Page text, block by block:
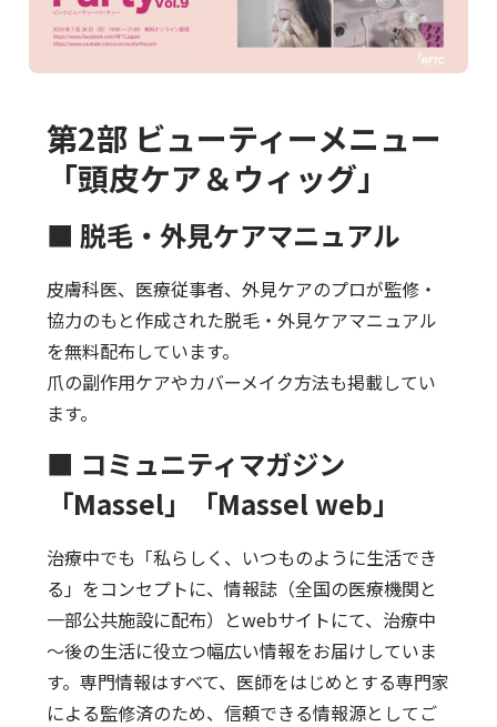
第2部 ビューティーメニュー
「頭皮ケア＆ウィッグ」
■ 脱毛・外見ケアマニュアル
皮膚科医、医療従事者、外見ケアのプロが監修・
協力のもと作成された脱毛・外見ケアマニュアル
を無料配布しています。
爪の副作用ケアやカバーメイク方法も掲載してい
ます。
■ コミュニティマガジン
「Massel」「Massel web」
治療中でも「私らしく、いつものように生活でき
る」をコンセプトに、情報誌（全国の医療機関と
一部公共施設に配布）とwebサイトにて、治療中
～後の生活に役立つ幅広い情報をお届けしていま
す。専門情報はすべて、医師をはじめとする専門家
による監修済のため、信頼できる情報源としてご